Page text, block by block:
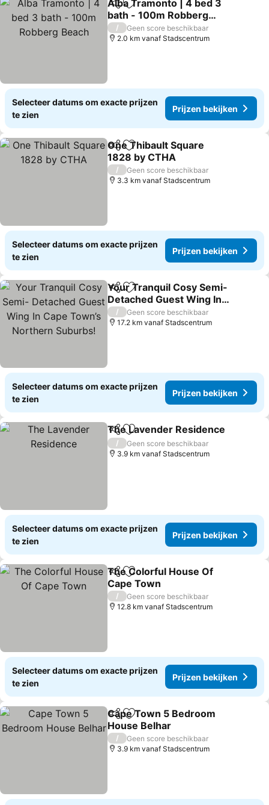
DelenToevoegen aan favorieten
Alba Tramonto | 4 bed 3
bath - 100m Robberg
Beach
Prijzen bekijken
/
Geen score beschikbaar
2.0 km vanaf Stadscentrum
Selecteer datums om exacte prijzen
te zien
Prijzen bekijken
DelenToevoegen aan favorieten
One Thibault Square
1828 by CTHA
Prijzen bekijken
/
Geen score beschikbaar
3.3 km vanaf Stadscentrum
Selecteer datums om exacte prijzen
te zien
Prijzen bekijken
DelenToevoegen aan favorieten
Your Tranquil Cosy Semi-
Detached Guest Wing In
Cape Town’s Northern
Suburbs!
Prijzen bekijken
/
Geen score beschikbaar
17.2 km vanaf Stadscentrum
Selecteer datums om exacte prijzen
te zien
Prijzen bekijken
DelenToevoegen aan favorieten
The Lavender Residence
/
Geen score beschikbaar
3.9 km vanaf Stadscentrum
Selecteer datums om exacte prijzen
te zien
Prijzen bekijken
DelenToevoegen aan favorieten
The Colorful House Of
Cape Town
Prijzen bekijken
/
Geen score beschikbaar
12.8 km vanaf Stadscentrum
Selecteer datums om exacte prijzen
te zien
Prijzen bekijken
DelenToevoegen aan favorieten
Cape Town 5 Bedroom
House Belhar
Prijzen bekijken
/
Geen score beschikbaar
3.9 km vanaf Stadscentrum